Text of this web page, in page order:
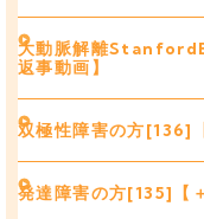
大動脈解離
返事動画】
双極性障害の方[136]
発達障害の方[135]【